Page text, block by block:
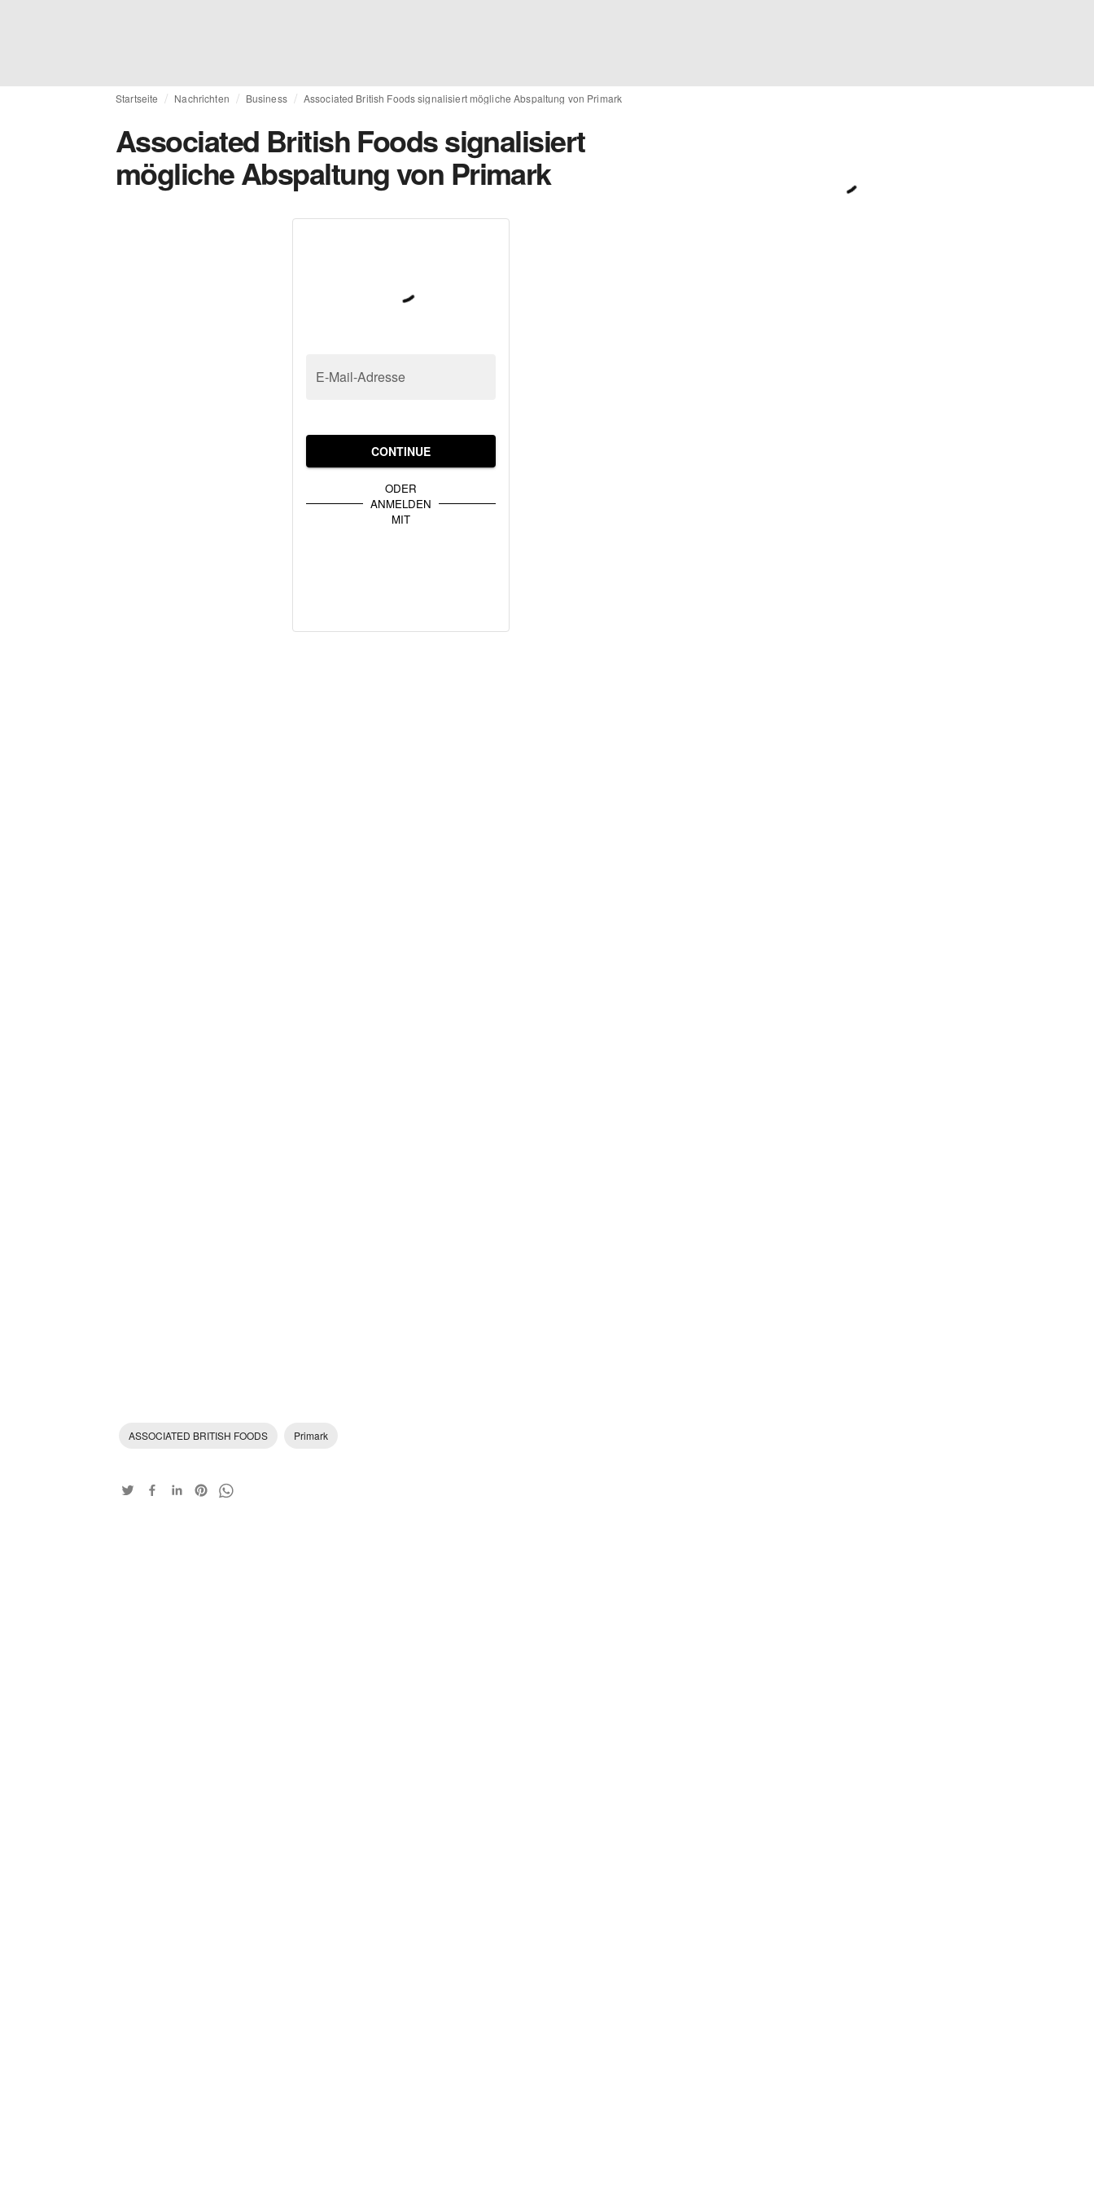
Startseite Nachrichten Business Associated British Foods signalisiert mögliche Abspaltung von Primark
Associated British Foods signalisiert
mögliche Abspaltung von Primark
E-Mail-Adresse
CONTINUE
ODER
ANMELDEN
MIT
ASSOCIATED BRITISH FOODS Primark